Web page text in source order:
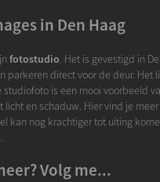
in Den Haag
fotostudio. Het is gevestigd in
parkeren direct voor de deur. Het
studiofoto is een mooi voorbeeld
licht en schaduw. Hier vind je meer
kan nog krachtiger tot uiting
.
Volg me...